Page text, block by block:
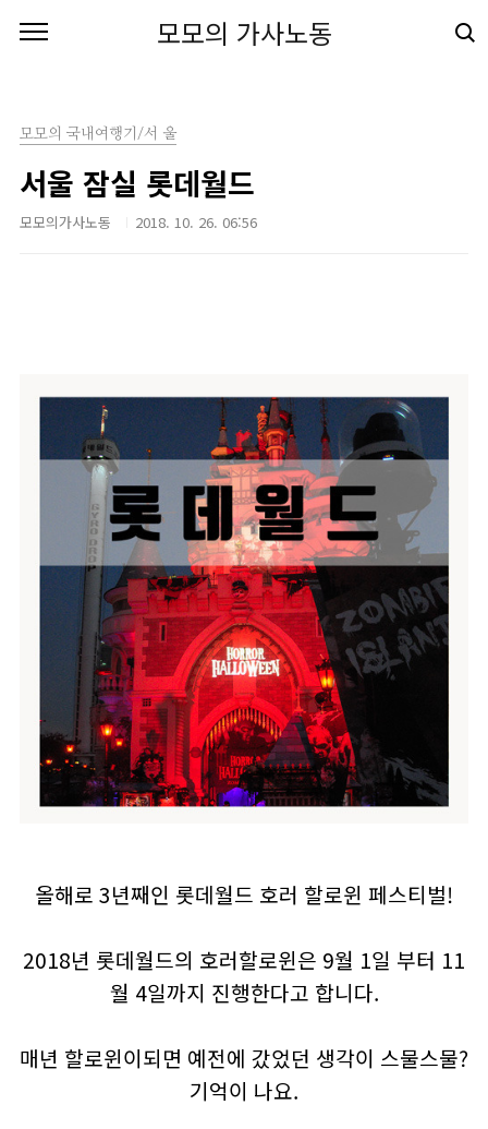
모모의 가사노동
모모의 국내여행기/서 울
서울 잠실 롯데월드
모모의가사노동 2018. 10. 26. 06:56
올해로 3년째인 롯데월드 호러 할로윈 페스티벌!
2018년 롯데월드의 호러할로윈은 9월 1일 부터 11
월 4일까지 진행한다고 합니다.
매년 할로윈이되면 예전에 갔었던 생각이 스물스물?
기억이 나요.